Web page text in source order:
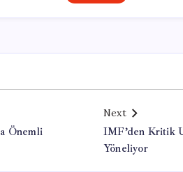
Önemli
Next
IMF’den Kritik
Yöneliyor